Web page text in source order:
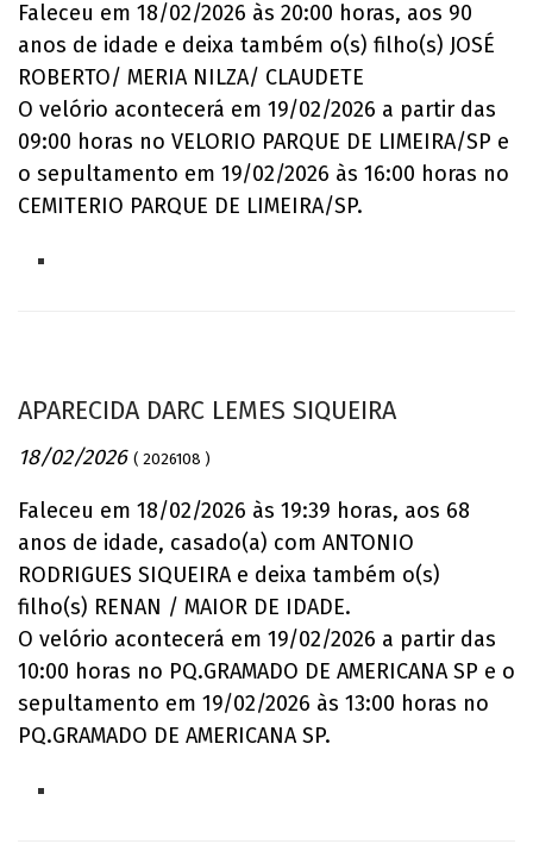
Faleceu em 18/02/2026 às 20:00 horas, aos 90
anos de idade e deixa também o(s) filho(s) JOSÉ
ROBERTO/ MERIA NILZA/ CLAUDETE
O velório acontecerá em 19/02/2026 a partir das
09:00 horas no VELORIO PARQUE DE LIMEIRA/SP e
o sepultamento em 19/02/2026 às 16:00 horas no
CEMITERIO PARQUE DE LIMEIRA/SP.
APARECIDA DARC LEMES SIQUEIRA
18/02/2026 ( 2026108 )
Faleceu em 18/02/2026 às 19:39 horas, aos 68
anos de idade, casado(a) com ANTONIO
RODRIGUES SIQUEIRA e deixa também o(s)
filho(s) RENAN / MAIOR DE IDADE.
O velório acontecerá em 19/02/2026 a partir das
10:00 horas no PQ.GRAMADO DE AMERICANA SP e o
sepultamento em 19/02/2026 às 13:00 horas no
PQ.GRAMADO DE AMERICANA SP.